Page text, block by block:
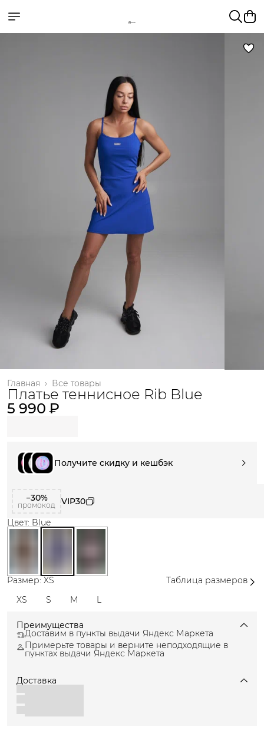
Все товары
Главная ›
Платье теннисное Rib Blue
5 990 ₽
Получите скидку и кешбэк
−30%
промокод
VIP30
Цвет: Blue
Размер: XS
Таблица размеров
XS
S M L
Преимущества
Доставим в пункты выдачи Яндекс Маркета
Примерьте товары и верните неподходящие в
пунктах выдачи Яндекс Маркета
Доставка